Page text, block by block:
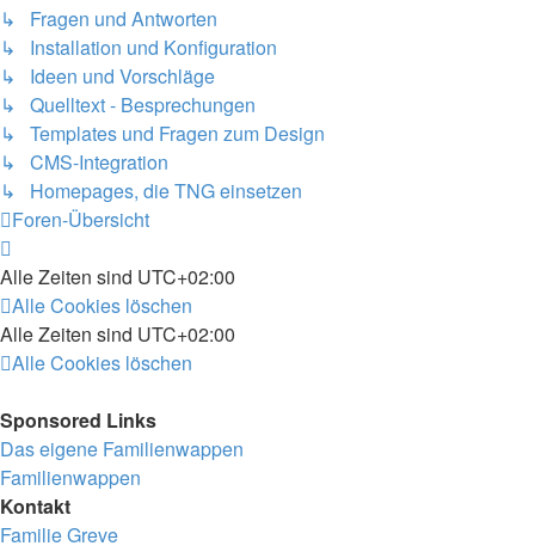
↳ Fragen und Antworten
↳ Installation und Konfiguration
↳ Ideen und Vorschläge
↳ Quelltext - Besprechungen
↳ Templates und Fragen zum Design
↳ CMS-Integration
↳ Homepages, die TNG einsetzen
Foren-Übersicht
Alle Zeiten sind UTC+02:00
Alle Cookies löschen
Alle Zeiten sind UTC+02:00
Alle Cookies löschen
Sponsored Links
Das eigene Familienwappen
Familienwappen
Kontakt
Familie Greve